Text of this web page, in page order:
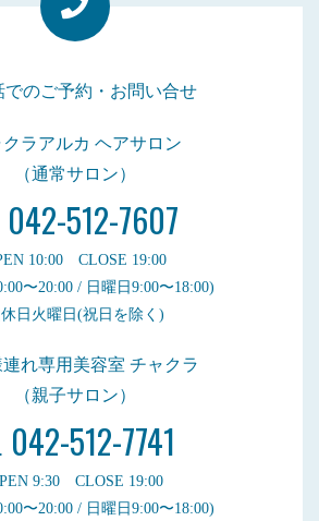
でのご予約・お問い合せ
ラアルカ ヘアサロン
（通常サロン）
042-512-7607
10:00 CLOSE 19:00
〜20:00 / 日曜日9:00〜18:00)
日火曜日(祝日を除く)
れ専用美容室 チャクラ
（親子サロン）
042-512-7741
9:30 CLOSE 19:00
〜20:00 / 日曜日9:00〜18:00)